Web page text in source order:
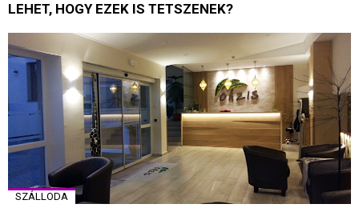
LEHET, HOGY EZEK IS TETSZENEK?
SZÁLLODA